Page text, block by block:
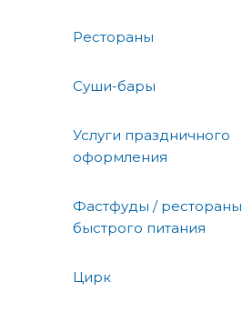
Рестораны
Суши-бары
Услуги праздничного
оформления
Фастфуды / рестораны
быстрого питания
Цирк